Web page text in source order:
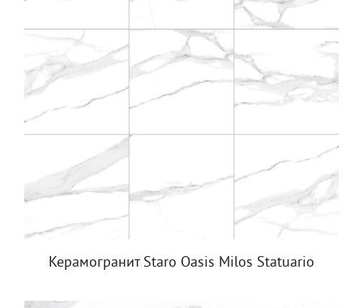
Керамогранит Staro Oasis Milos Statuario